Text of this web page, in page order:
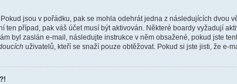
jsou v pořádku, pak se mohla odehrát jedna z následujících dvou
ten případ, pak váš účet musí být aktivován. Některé boardy vyžadují
byl zaslán e-mail, následujte instrukce v něm obsažené, pokud jste
uživatelů, kteří se snaží pouze obtěžovat. Pokud si jste jisti, že e-